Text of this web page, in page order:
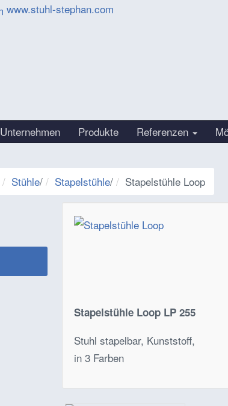
www.stuhl-stephan.com
Unternehmen Produkte Referenzen
Stühle/ Stapelstühle/ Stapelstühle Loop
Stapelstühle Loop LP 255
Stuhl stapelbar, Kunststoff,
in 3 Farben